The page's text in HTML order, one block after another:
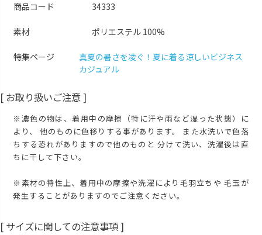
在庫切れ
再入荷お知らせ
商品コード 34333
素材 ポリエステル 100%
特集ページ
真夏の暑さを凌ぐ！夏に着る涼しいビジネス
カジュアル
[ お取り扱いご注意 ]
※濃色の物は、着用中の摩擦（特に汗や雨など湿った状態）に
より、 他のものに色移りする事があります。 また水洗いで色落
ちする恐れがありますので他のものと 分けて洗い、洗濯後は直
ちに干して下さい。
※素材の特性上、着用中の摩擦や洗濯により毛羽立ちや 毛玉が
発生することがありますのでご注意ください。
[ サイズに関しての注意事項 ]